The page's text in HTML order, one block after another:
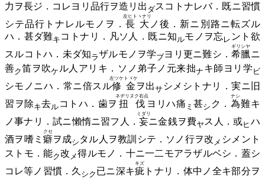
力ヲ長ジ．コレヨリ品行ヲ造リ 出 ダスコトナレバ．既ニ習慣
シテ品行トナレルモノヲ． 長大
左ヒトヽナリ
ノ後．新ニ別路ニ転ズル
ハ．甚ダ難キ コトナリ．凡ソ人．既ニ知ルモノヲ忘 レ ント欲
スルコトハ．未ダ知ラザルモノヲ学ブヨリ更ニ難シ． 希臘
ギリシヤ
ニ
善ク笛ヲ吹ケ ル人アリキ．ソノ弟子ノ元来拙ナ キ師ヨリ 学 ビ
シモノニハ．常ニ倍スル修金
左ツケトヾケ
ヲ出サ シメシトナリ．実ニ旧
習ヲ 除キ去ル コトハ．歯ヲ 扭伐
ネヂリヌク右点
ヨリハ痛 ミ 甚シ ク． 為
ナシ
難キ
ノ事ナリ．試ニ懶惰ニ習フ人． 妄
ミダリ
ニ金銭ヲ費ヤ ス人． 或ヒ ハ
酒ヲ嗜ミ 癖
クセ
ヲ 成シ タル人ヲ教訓シテ．ソノ行ヲ改 メ シメント
ストモ． 能ク改 メ得ルモノ．十ニ一二モアラザルベシ．蓋シ
コレ等ノ習慣． 久 シク 已ニ深キ疵
キズ
トナリ．体中ノ全キ部分ヲ